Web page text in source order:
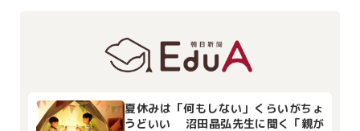
夏休みは「何もしない」くらいがちょ
うどいい 沼田晶弘先生に聞く「親が